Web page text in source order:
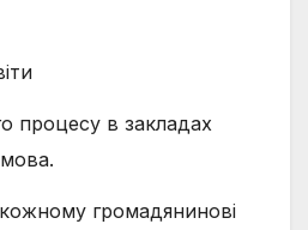
процесу в закладах
громадянинові